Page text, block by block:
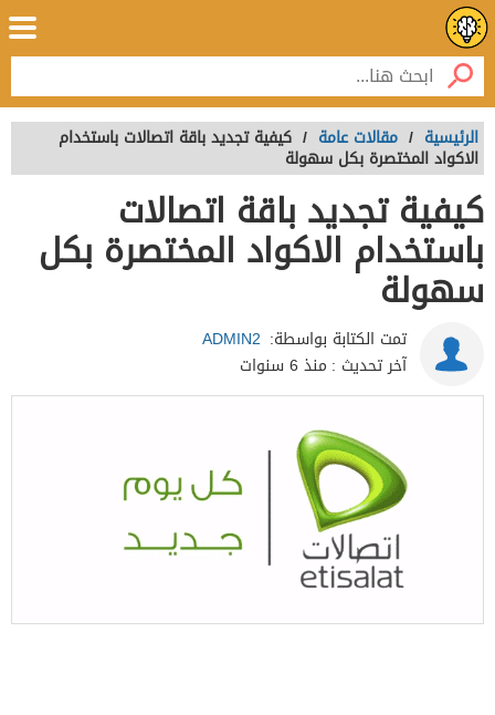
الرئيسية / مقالات عامة / كيفية تجديد باقة اتصالات باستخدام
الاكواد المختصرة بكل سهولة
كيفية تجديد باقة اتصالات
باستخدام الاكواد المختصرة بكل
سهولة
تمت الكتابة بواسطة: ADMIN2
آخر تحديث : منذ 6 سنوات